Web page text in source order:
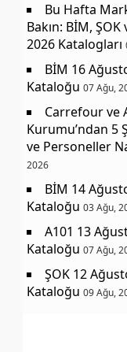
Bu Hafta
Bakın: BİM,
2026 Katalogları
BİM 16
Kataloğu 07 Ağu,
Carrefour ve
Kurumu’ndan 5
ve Personeller
2026
BİM 14
Kataloğu 03 Ağu,
A101 13
Kataloğu 07 Ağu,
ŞOK 12
Kataloğu 09 Ağu,